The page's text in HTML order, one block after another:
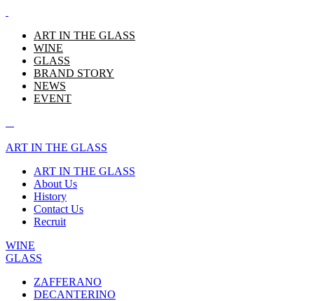
ART IN THE GLASS
WINE
GLASS
BRAND STORY
NEWS
EVENT
ART IN THE GLASS
ART IN THE GLASS
About Us
History
Contact Us
Recruit
WINE
GLASS
ZAFFERANO
DECANTERINO